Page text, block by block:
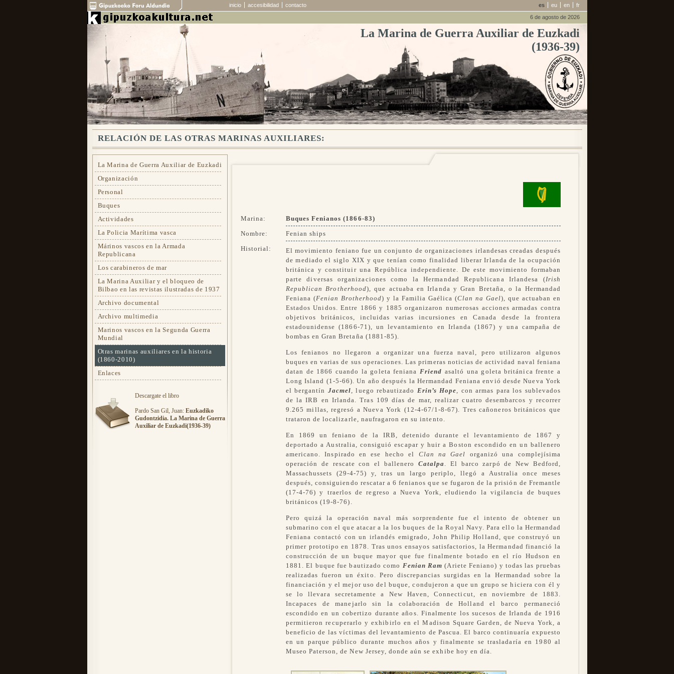
inicio accesibilidad contacto es eu en
fr
6 de agosto de 2026
La Marina de Guerra Auxiliar de Euzkadi
(1936-39)
RELACIÓN DE LAS OTRAS MARINAS AUXILIARES:
La Marina de Guerra Auxiliar de Euzkadi
Organización
Personal
Buques
Actividades
La Policia Marítima vasca
Márinos vascos en la Armada
Republicana
Los carabineros de mar
La Marina Auxiliar y el bloqueo de
Bilbao en las revistas ilustradas de 1937
Archivo documental
Archivo multimedia
Marinos vascos en la Segunda Guerra
Mundial
Otras marinas auxiliares en la historia
(1860-2010)
Enlaces
Descargate el libro
Pardo San Gil, Juan: Euzkadiko
Gudontzidia. La Marina de Guerra
Auxiliar de Euzkadi(1936-39)
Marina:
Buques Fenianos (1866-83)
Nombre:
Fenian ships
Historial:
El movimiento feniano fue un conjunto de organizaciones irlandesas creadas después
de mediado el siglo XIX y que tenían como finalidad liberar Irlanda de la ocupación
británica y constituir una República independiente. De este movimiento formaban
parte diversas organizaciones como la Hermandad Republicana Irlandesa (Irish
Republican Brotherhood), que actuaba en Irlanda y Gran Bretaña, o la Hermandad
Feniana (Fenian Brotherhood) y la Familia Gaélica (Clan na Gael), que actuaban en
Estados Unidos. Entre 1866 y 1885 organizaron numerosas acciones armadas contra
objetivos británicos, incluidas varias incursiones en Canada desde la frontera
estadounidense (1866-71), un levantamiento en Irlanda (1867) y una campaña de
bombas en Gran Bretaña (1881-85).
Los fenianos no llegaron a organizar una fuerza naval, pero utilizaron algunos
buques en varias de sus operaciones. Las primeras noticias de actividad naval feniana
datan de 1866 cuando la goleta feniana Friend asaltó una goleta británica frente a
Long Island (1-5-66). Un año después la Hermandad Feniana envió desde Nueva York
el bergantín Jacmel , luego rebautizado Erin’s Hope , con armas para los sublevados
de la IRB en Irlanda. Tras 109 días de mar, realizar cuatro desembarcos y recorrer
9.265 millas, regresó a Nueva York (12-4-67/1-8-67). Tres cañoneros británicos que
trataron de localizarle, naufragaron en su intento.
En 1869 un feniano de la IRB, detenido durante el levantamiento de 1867 y
deportado a Australia, consiguió escapar y huir a Boston escondido en un ballenero
americano. Inspirado en ese hecho el Clan na Gael organizó una complejísima
operación de rescate con el ballenero Catalpa
. El barco zarpó de New Bedford,
Massachussets (29-4-75) y, tras un largo periplo, llegó a Australia once meses
después, consiguiendo rescatar a 6 fenianos que se fugaron de la prisión de Fremantle
(17-4-76) y traerlos de regreso a Nueva York, eludiendo la vigilancia de buques
británicos (19-8-76).
Pero quizá la operación naval más sorprendente fue el intento de obtener un
submarino con el que atacar a la los buques de la Royal Navy. Para ello la Hermandad
Feniana contactó con un irlandés emigrado, John Philip Holland, que construyó un
primer prototipo en 1878. Tras unos ensayos satisfactorios, la Hermandad financió la
construcción de un buque mayor que fue finalmente botado en el río Hudson en
1881. El buque fue bautizado como Fenian Ram (Ariete Feniano) y todas las pruebas
realizadas fueron un éxito. Pero discrepancias surgidas en la Hermandad sobre la
financiación y el mejor uso del buque, condujeron a que un grupo se hiciera con él y
se lo llevara secretamente a New Haven, Connecticut, en noviembre de 1883.
Incapaces de manejarlo sin la colaboración de Holland el barco permaneció
escondido en un cobertizo durante años. Finalmente los sucesos de Irlanda de 1916
permitieron recuperarlo y exhibirlo en el Madison Square Garden, de Nueva York, a
beneficio de las víctimas del levantamiento de Pascua. El barco continuaría expuesto
en un parque público durante muchos años y finalmente se trasladaría en 1980 al
Museo Paterson, de New Jersey, donde aún se exhibe hoy en día.